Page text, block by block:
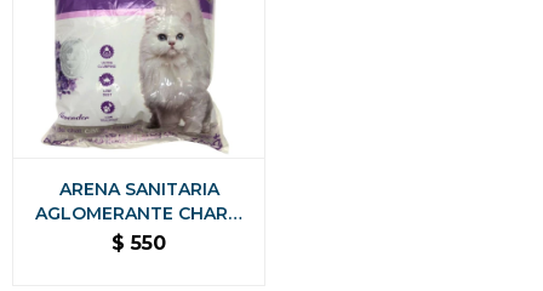
ARENA SANITARIA
AGLOMERANTE CHARM
CAT PREMIUM BAJO
$ 550